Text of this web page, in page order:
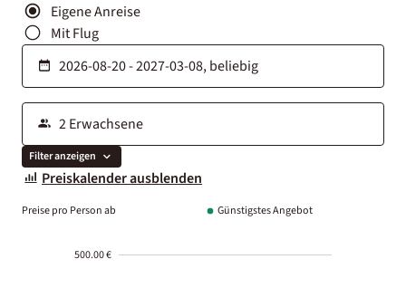
Eigene Anreise
Mit Flug
Filter anzeigen
Preiskalender ausblenden
Preise pro Person ab Günstigstes Angebot
500.00 €